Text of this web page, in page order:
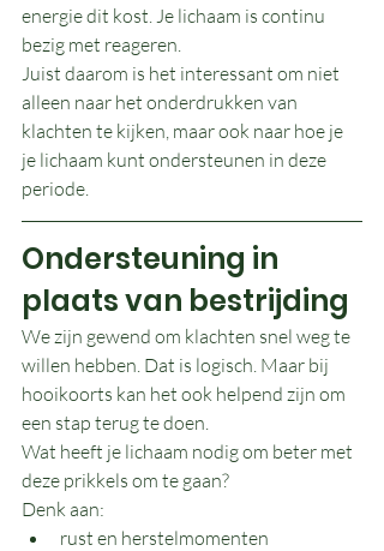
energie dit kost. Je lichaam is continu
bezig met reageren.
Juist daarom is het interessant om niet
alleen naar het onderdrukken van
klachten te kijken, maar ook naar hoe je
je lichaam kunt ondersteunen in deze
periode.
Ondersteuning in
plaats van bestrijding
We zijn gewend om klachten snel weg te
willen hebben. Dat is logisch. Maar bij
hooikoorts kan het ook helpend zijn om
een stap terug te doen.
Wat heeft je lichaam nodig om beter met
deze prikkels om te gaan?
Denk aan:
rust en herstelmomenten